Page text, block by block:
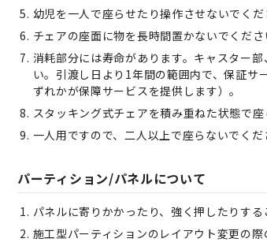
幼児を一人で座らせたり操作させないでく
チェアの座面に物を長時間置かないでくだ
消耗部分には寿命があります。キャスター
い。引渡し日より1年間の範囲内で、保証
ずれかが保障サービスを提供します）。
スタッキング式チェアを積み重ねた状態で
一人用ですので、二人以上で座らないでく
パーティション/パネルについて
パネルに寄りかかったり、強く押したりす
施工型パーティションのレイアウト変更の